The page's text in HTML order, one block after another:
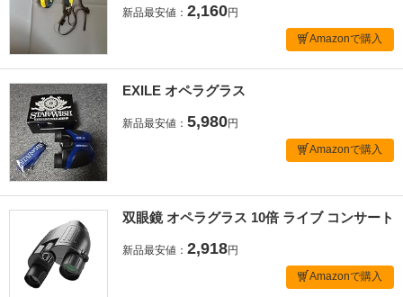
新品最安値： 2,160円
Amazonで購入
EXILE オペラグラス
新品最安値： 5,980円
Amazonで購入
双眼鏡 オペラグラス 10倍 ライブ コンサート
新品最安値： 2,918円
Amazonで購入